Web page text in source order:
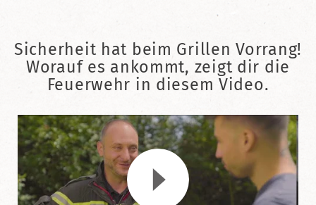
Sicherheit hat beim Grillen Vorrang!
Worauf es ankommt, zeigt dir die
Feuerwehr in diesem Video.